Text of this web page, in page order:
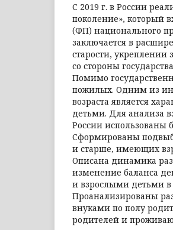
С 2019 г. в России
поколение», который
(ФП) национального
заключается в
старости,
со стороны
Помимо
пожилых. Одним из
возраста является
детьми. Для анализа
России использованы
Сформированы
и старше, имеющих
Описана динамика
изменение баланса
и взрослыми детьми в
Проанализированы
внуками по полу
родителей и